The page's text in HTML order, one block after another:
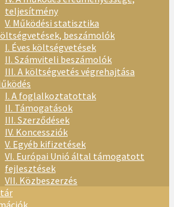
teljesítmény
V. Működési statisztika
beszámolók
I. Éves költségvetések
II. Számviteli beszámolók
III. A költségvetés végrehajtása
I. A foglalkoztatottak
II. Támogatások
III. Szerződések
IV. Koncessziók
V. Egyéb kifizetések
VI. Európai Unió által támogatott
fejlesztések
VII. Közbeszerzés